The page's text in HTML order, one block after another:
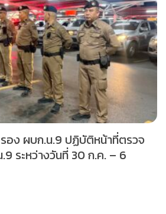
อง ผบก.น.9 ปฏิบัติหน้าที่ตรวจ
ระหว่างวันที่ 30 ก.ค. – 6